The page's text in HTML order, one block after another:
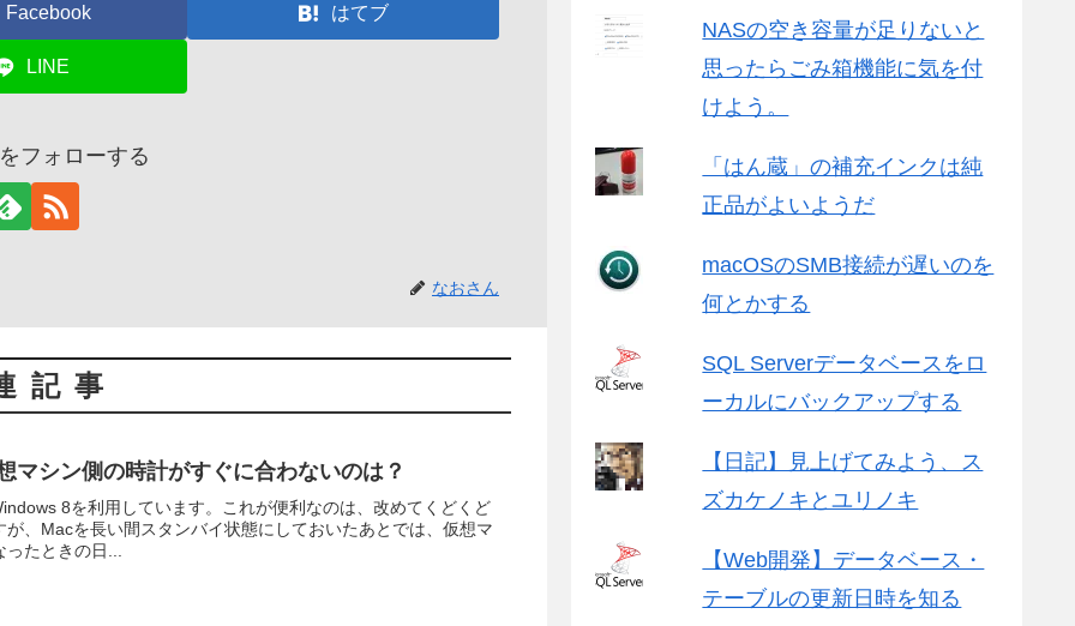
Facebook はてブ
LINE
フォローする
なおさん
記事
シン側の時計がすぐに合わないのは？
8を利用しています。これが便利なのは、改めてくどくど
、Macを長い間スタンバイ状態にしておいたあとでは、仮想マ
ったときの日...
NASの空き容量が足りないと
思ったらごみ箱機能に気を付
けよう。
「はん蔵」の補充インクは純
正品がよいようだ
macOSのSMB接続が遅いのを
何とかする
SQL Serverデータベースをロ
ーカルにバックアップする
【日記】見上げてみよう、ス
ズカケノキとユリノキ
【Web開発】データベース・
テーブルの更新日時を知る